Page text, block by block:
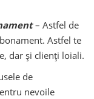
– Astfel de
Astfel te
dar și clienți loiali.
de
nevoile